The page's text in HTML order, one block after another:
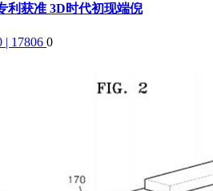
利获准 3D时代初现端倪
| 17806 0